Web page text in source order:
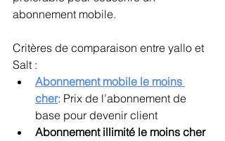
abonnement mobile.
Critères de comparaison entre yallo et
Salt :
Abonnement mobile le moins
cher: Prix de l’abonnement de
base pour devenir client
Abonnement illimité le moins cher